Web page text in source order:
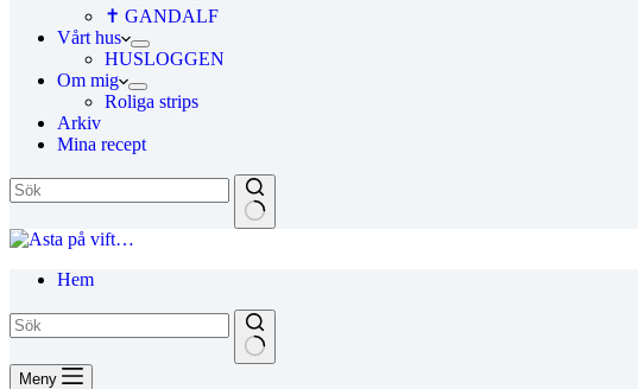
✝ GANDALF
Vårt hus
HUSLOGGEN
Om mig
Roliga strips
Arkiv
Mina recept
Hem
Meny